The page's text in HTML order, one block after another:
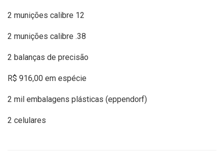
2 munições calibre 12
2 munições calibre .38
2 balanças de precisão
R$ 916,00 em espécie
2 mil embalagens plásticas (eppendorf)
2 celulares